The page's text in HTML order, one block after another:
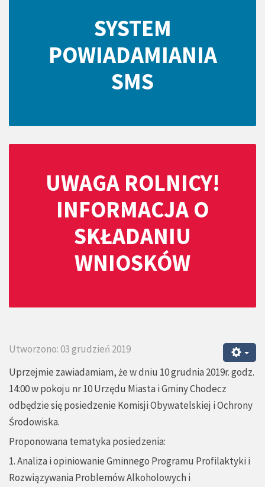
SYSTEM
POWIADAMIANIA
SMS
UWAGA ROLNICY!
INFORMACJA O
SKŁADANIU
WNIOSKÓW
Utworzono: 03 grudzień 2019
Uprzejmie zawiadamiam, że w dniu 10 grudnia 2019r. godz.
14:00 w pokoju nr 10 Urzędu Miasta i Gminy Chodecz
odbędzie się posiedzenie Komisji Obywatelskiej i Ochrony
Środowiska.
Proponowana tematyka posiedzenia:
1. Analiza i opiniowanie Gminnego Programu Profilaktyki i
Rozwiązywania Problemów Alkoholowych i